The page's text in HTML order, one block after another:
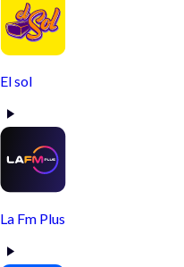
El sol
La Fm Plus